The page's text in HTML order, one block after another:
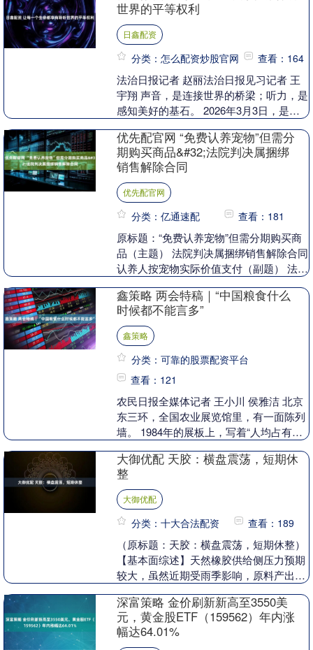
世界的平等权利
日鑫配资
分类：怎么配资炒股官网 查看：164
法治日报记者 赵丽法治日报见习记者 王
宇翔 声音，是连接世界的桥梁；听力，是
感知美好的基石。 2026年3月3日，是第
是“全民....
优先配官网 “免费认养宠物”但需分
期购买商品&#32;法院判决属捆绑
销售解除合同
优先配官网
分类：亿通速配 查看：181
原标题：“免费认养宠物”但需分期购买商
品（主题） 法院判决属捆绑销售解除合同
认养人按宠物实际价值支付（副题） 法治
当前....
鑫策略 两会特稿｜“中国粮食什么
时候都不能言多”
鑫策略
分类：可靠的股票配资平台
查看：121
农民日报全媒体记者 王小川 侯雅洁 北京
东三环，全国农业展览馆里，有一面陈列
墙。 1984年的展板上，写着“人均占有粮
破....
大御优配 天胶：横盘震荡，短期休
整
大御优配
分类：十大合法配资 查看：189
（原标题：天胶：横盘震荡，短期休整）
【基本面综述】天然橡胶供给侧压力预期
较大，虽然近期受雨季影响，原料产出受
胶供给恢复....
深富策略 金价刷新新高至3550美
元，黄金股ETF（159562）年内涨
幅达64.01%